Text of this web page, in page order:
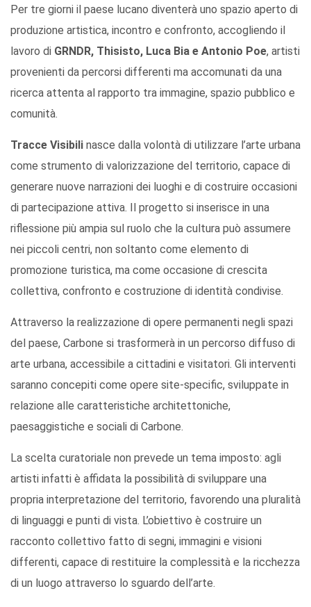
Per tre giorni il paese lucano diventerà uno spazio aperto di
produzione artistica, incontro e confronto, accogliendo il
lavoro di GRNDR, Thisisto, Luca Bia e Antonio Poe, artisti
provenienti da percorsi differenti ma accomunati da una
ricerca attenta al rapporto tra immagine, spazio pubblico e
comunità.
Tracce Visibili nasce dalla volontà di utilizzare l’arte urbana
come strumento di valorizzazione del territorio, capace di
generare nuove narrazioni dei luoghi e di costruire occasioni
di partecipazione attiva. Il progetto si inserisce in una
riflessione più ampia sul ruolo che la cultura può assumere
nei piccoli centri, non soltanto come elemento di
promozione turistica, ma come occasione di crescita
collettiva, confronto e costruzione di identità condivise.
Attraverso la realizzazione di opere permanenti negli spazi
del paese, Carbone si trasformerà in un percorso diffuso di
arte urbana, accessibile a cittadini e visitatori. Gli interventi
saranno concepiti come opere site-specific, sviluppate in
relazione alle caratteristiche architettoniche,
paesaggistiche e sociali di Carbone.
La scelta curatoriale non prevede un tema imposto: agli
artisti infatti è affidata la possibilità di sviluppare una
propria interpretazione del territorio, favorendo una pluralità
di linguaggi e punti di vista. L’obiettivo è costruire un
racconto collettivo fatto di segni, immagini e visioni
differenti, capace di restituire la complessità e la ricchezza
di un luogo attraverso lo sguardo dell’arte.